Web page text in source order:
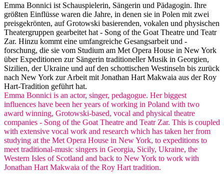
Emma Bonnici ist Schauspielerin, Sängerin und Pädagogin. Ihre
größten Einflüsse waren die Jahre, in denen sie in Polen mit zwei
preisgekrönten, auf Grotowski basierenden, vokalen und physischen
Theatergruppen gearbeitet hat - Song of the Goat Theatre und Teatr
Zar. Hinzu kommt eine umfangreiche Gesangsarbeit und -
forschung, die sie vom Studium am Met Opera House in New York
über Expeditionen zur Sängerin traditioneller Musik in Georgien,
Sizilien, der Ukraine und auf den schottischen Westinseln bis zurück
nach New York zur Arbeit mit Jonathan Hart Makwaia aus der Roy
Hart-Tradition geführt hat.
Emma Bonnici is an actor, singer, pedagogue. Her biggest
influences have been her years of working in Poland with two
award winning, Grotowski-based, vocal and physical theatre
companies - Song of the Goat Theatre and Teatr Zar. This is coupled
with extensive vocal work and research which has taken her from
studying at the Met Opera House in New York, to expeditions to
meet traditional-music singers in Georgia, Sicily, Ukraine, the
Western Isles of Scotland and back to New York to work with
Jonathan Hart Makwaia of the Roy Hart tradition.